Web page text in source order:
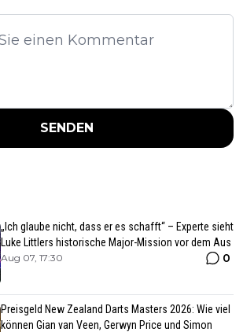
SENDEN
„Ich glaube nicht, dass er es schafft“ – Experte sieht
Luke Littlers historische Major-Mission vor dem Aus
Aug 07, 17:30 0
Preisgeld New Zealand Darts Masters 2026: Wie viel
können Gian van Veen, Gerwyn Price und Simon